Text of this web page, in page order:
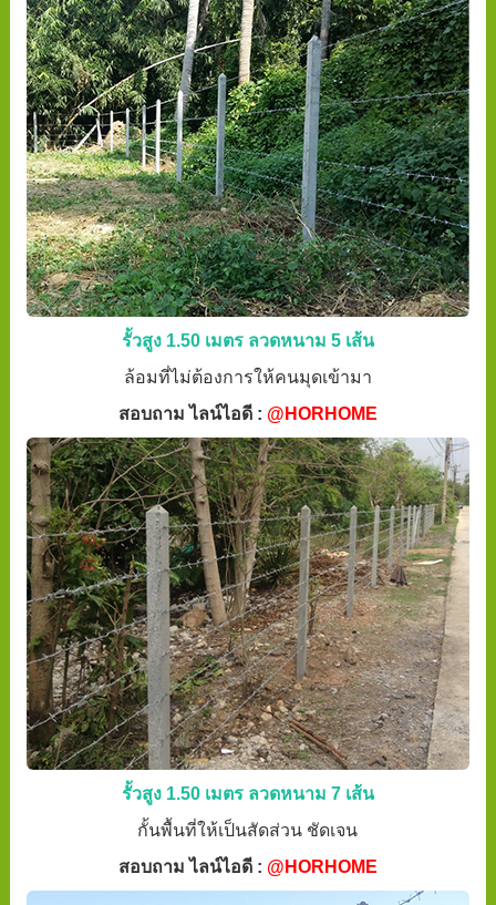
รั้วสูง 1.50 เมตร ลวดหนาม 5 เส้น
ล้อมที่ไม่ต้องการให้คนมุดเข้ามา
สอบถาม ไลน์ไอดี : @HORHOME
รั้วสูง 1.50 เมตร ลวดหนาม 7 เส้น
กั้นพื้นที่ให้เป็นสัดส่วน ชัดเจน
สอบถาม ไลน์ไอดี : @HORHOME